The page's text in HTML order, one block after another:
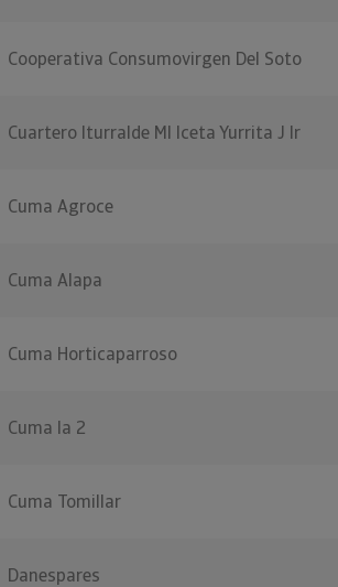
Cooperativa Consumovirgen Del Soto
Cuartero Iturralde Ml Iceta Yurrita J Ir
Cuma Agroce
Cuma Alapa
Cuma Horticaparroso
Cuma Ia 2
Cuma Tomillar
Danespares